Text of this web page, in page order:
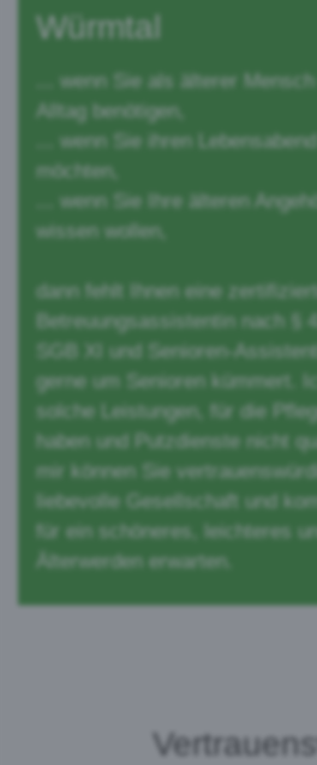
Würmtal
... wenn Sie als älterer
Alltag benötigen,
... wenn Sie ihren
möchten,
... wenn Sie Ihre älteren
wissen wollen,
dann fehlt Ihnen eine
Betreuungsassistentin nach §
SGB XI und Senioren-
gerne um Senioren kümmert.
solche Leistungen, für die
haben und Putzdienste nicht
mir können Sie
liebevolle Gesellschaft und
für ein schöneres, leichteres
Älterwerden erwarten.